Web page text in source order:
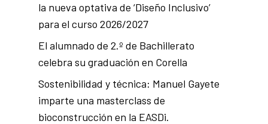
la nueva optativa de ‘Diseño Inclusivo’
para el curso 2026/2027
El alumnado de 2.º de Bachillerato
celebra su graduación en Corella
Sostenibilidad y técnica: Manuel Gayete
imparte una masterclass de
bioconstrucción en la EASDi.